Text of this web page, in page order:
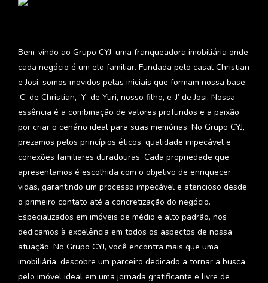
Bem-vindo ao Grupo CYJ, uma franqueadora imobiliária onde
cada negócio é um elo familiar. Fundada pelo casal Christian
e Josi, somos movidos pelas iniciais que formam nossa base:
‘C’ de Christian, ‘Y’ de Yuri, nosso filho, e ‘J’ de Josi. Nossa
essência é a combinação de valores profundos e a paixão
por criar o cenário ideal para suas memórias. No Grupo CYJ,
prezamos pelos princípios éticos, qualidade impecável e
conexões familiares duradouras. Cada propriedade que
apresentamos é escolhida com o objetivo de enriquecer
vidas, garantindo um processo impecável e atencioso desde
o primeiro contato até a concretização do negócio.
Especializados em imóveis de médio e alto padrão, nos
dedicamos à excelência em todos os aspectos de nossa
atuação. No Grupo CYJ, você encontra mais que uma
imobiliária; descobre um parceiro dedicado a tornar a busca
pelo imóvel ideal em uma jornada gratificante e livre de